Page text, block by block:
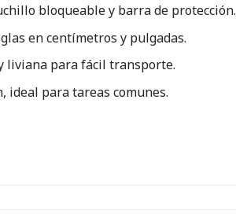
bloqueable y barra de protección.
en centímetros y pulgadas.
liviana para fácil transporte.
ideal para tareas comunes.